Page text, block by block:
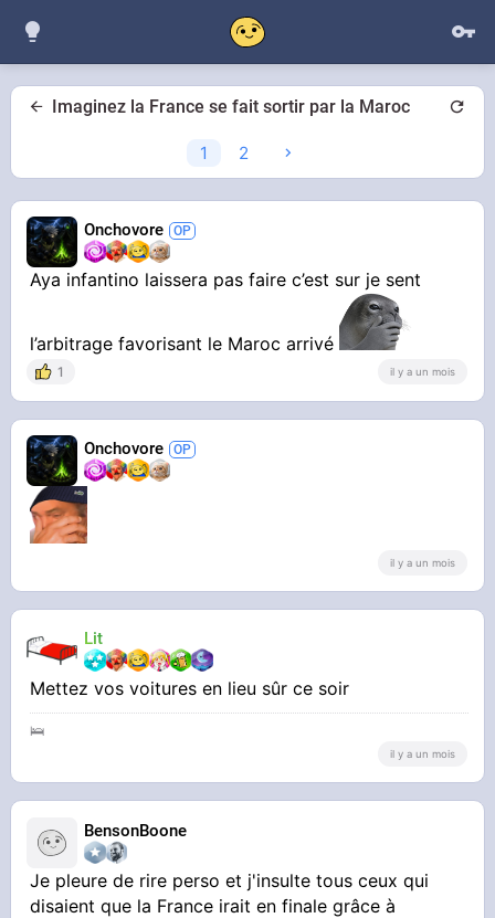
Imaginez la France se fait sortir par la Maroc
1 2
Onchovore
Aya infantino laissera pas faire c’est sur je sent
l’arbitrage favorisant le Maroc arrivé
1 il y a un mois
Onchovore
il y a un mois
Lit
Mettez vos voitures en lieu sûr ce soir
🛌
il y a un mois
BensonBoone
Je pleure de rire perso et j'insulte tous ceux qui
disaient que la France irait en finale grâce à